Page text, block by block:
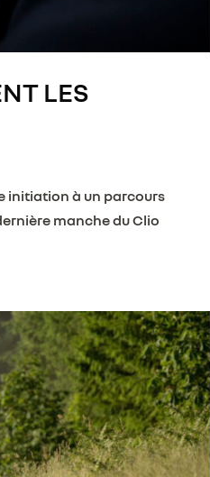
LES
initiation à un parcours
manche du Clio